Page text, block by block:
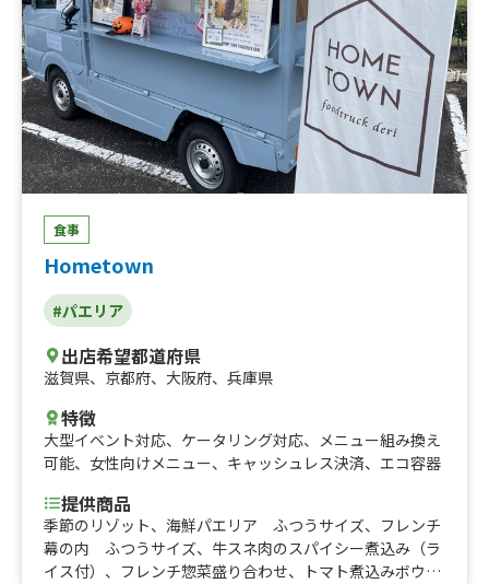
食事
Hometown
#パエリア
出店希望都道府県
滋賀県、 京都府、 大阪府、 兵庫県
特徴
大型イベント対応、 ケータリング対応、 メニュー組み換え
可能、 女性向けメニュー、 キャッシュレス決済、 エコ容器
提供商品
季節のリゾット、海鮮パエリア ふつうサイズ、フレンチ
幕の内 ふつうサイズ、牛スネ肉のスパイシー煮込み（ラ
イス付）、フレンチ惣菜盛り合わせ、トマト煮込みボウ